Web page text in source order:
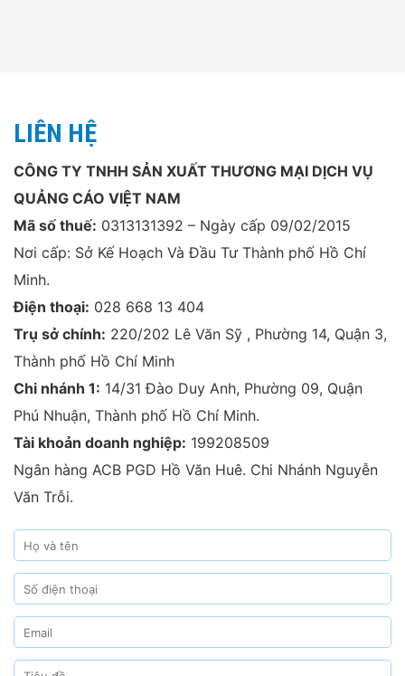
LIÊN HỆ
CÔNG TY TNHH SẢN XUẤT THƯƠNG MẠI DỊCH VỤ
QUẢNG CÁO VIỆT NAM
Mã số thuế: 0313131392 – Ngày cấp 09/02/2015
Nơi cấp: Sở Kế Hoạch Và Đầu Tư Thành phố Hồ Chí
Minh.
Điện thoại: 028 668 13 404
Trụ sở chính: 220/202 Lê Văn Sỹ , Phường 14, Quận 3,
Thành phố Hồ Chí Minh
Chi nhánh 1: 14/31 Đào Duy Anh, Phường 09, Quận
Phú Nhuận, Thành phố Hồ Chí Minh.
Tài khoản doanh nghiệp: 199208509
Ngân hàng ACB PGD Hồ Văn Huê. Chi Nhánh Nguyễn
Văn Trỗi.